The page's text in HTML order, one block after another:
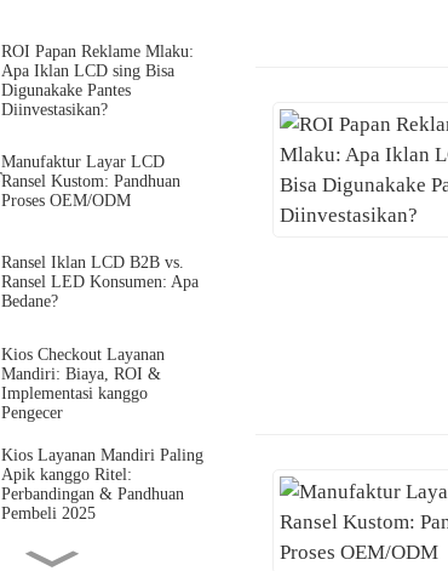
ROI Papan Reklame Mlaku:
Apa Iklan LCD sing Bisa
Digunakake Pantes
Diinvestasikan?
Manufaktur Layar LCD
Ransel Kustom: Pandhuan
Proses OEM/ODM
Ransel Iklan LCD B2B vs.
Ransel LED Konsumen: Apa
Bedane?
Kios Checkout Layanan
Mandiri: Biaya, ROI &
Implementasi kanggo
Pengecer
Kios Layanan Mandiri Paling
Apik kanggo Ritel:
Perbandingan & Pandhuan
Pembeli 2025
Apa sing diarani Papan Menu